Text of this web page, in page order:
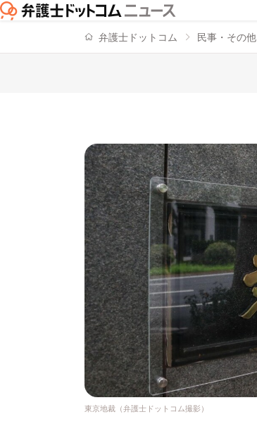
弁護士ドットコム 民事・その他
東京地裁（弁護士ドットコム撮影）